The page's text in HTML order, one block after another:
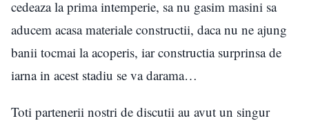
cedeaza la prima intemperie, sa nu gasim masini sa
aducem acasa materiale constructii, daca nu ne ajung
banii tocmai la acoperis, iar constructia surprinsa de
iarna in acest stadiu se va darama…
Toti partenerii nostri de discutii au avut un singur